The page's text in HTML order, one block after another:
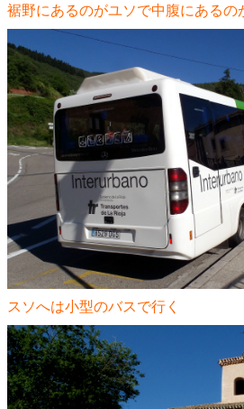
裾野にあるのがユソで中腹にあるの
スソへは小型のバスで行く